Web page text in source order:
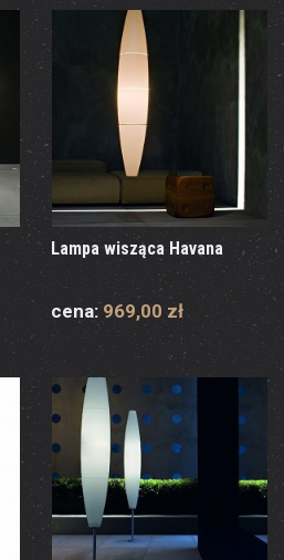
Lampa wisząca Havana
cena: 969,00 zł